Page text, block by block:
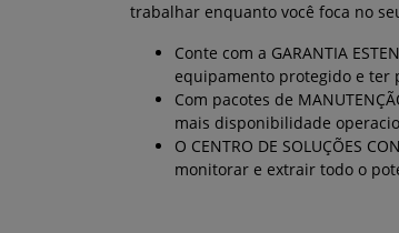
trabalhar enquanto você foca no
Conte com a GARANTIA
equipamento protegido e ter
Com pacotes de
mais disponibilidade
O CENTRO DE SOLUÇÕES
monitorar e extrair todo o